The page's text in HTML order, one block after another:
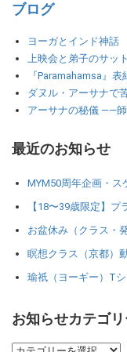
ブログ
ヨーガとインド神話
上映会と弟子のサッ
『Paramahamsa』
ダヌル・アーサナで
アーサナの秘儀 ――
最近のお知らせ
MYM50周年企画・ス
【18〜39歳限定】プ
お盆休み（クラス・
瞑想クラス（京都）
瑜祇（ヨーギー）T
お知らせカテゴ